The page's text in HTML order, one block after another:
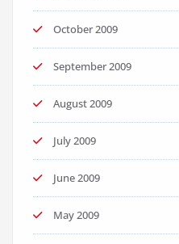
October 2009
September 2009
August 2009
July 2009
June 2009
May 2009